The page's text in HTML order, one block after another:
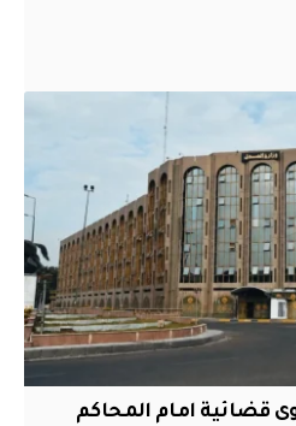
قضائية امام المحاكم